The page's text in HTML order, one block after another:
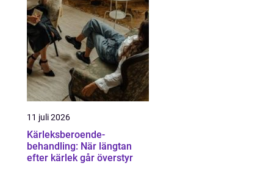
11 juli 2026
Kärleksberoende-
behandling: När längtan
efter kärlek går överstyr